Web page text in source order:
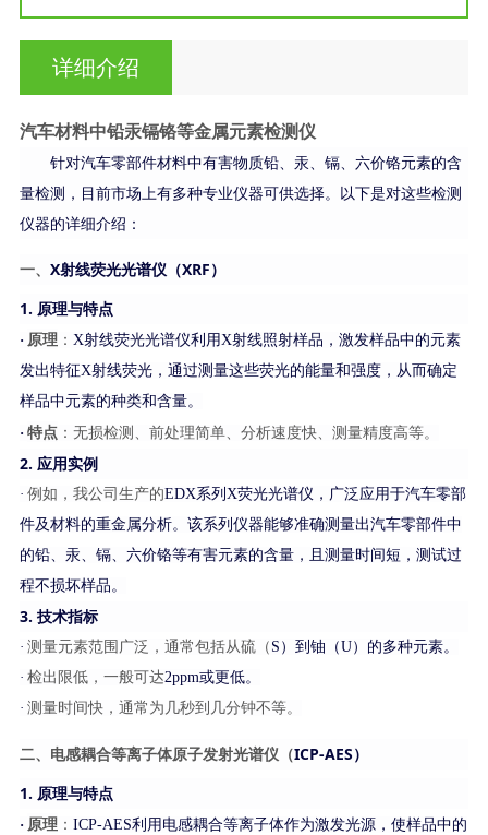
详细介绍
汽车材料中铅汞镉铬等金属元素检测仪
针对汽车零部件材料中有害物质铅、汞、镉、六价铬元素的含
量检测，目前市场上有多种专业仪器可供选择。以下是对这些检测
仪器的详细介绍：
一、 X射线荧光光谱仪（XRF）
1. 原理与特点
· 原理： X射线荧光光谱仪利用X射线照射样品，激发样品中的元素
发出特征X射线荧光，通过测量这些荧光的能量和强度，从而确定
样品中元素的种类和含量。
· 特点：无损检测、前处理简单、分析速度快、测量精度高等。
2. 应用实例
· 例如， 我公司 生产的EDX系列X荧光光谱仪，广泛应用于汽车零部
件及材料的重金属分析。该系列仪器能够准确测量出汽车零部件中
的铅、汞、镉、六价铬等有害元素的含量，且测量时间短，测试过
程不损坏样品。
3. 技术指标
· 测量元素范围广泛，通常包括从硫（ S）到铀（U）的多种元素。
· 检出限低，一般可达2ppm或更低。
· 测量时间快，通常为几秒到几分钟不等。
二、电感耦合等离子体原子发射光谱仪（ICP-AES）
1. 原理与特点
· 原理： ICP-AES利用电感耦合等离子体作为激发光源，使样品中的